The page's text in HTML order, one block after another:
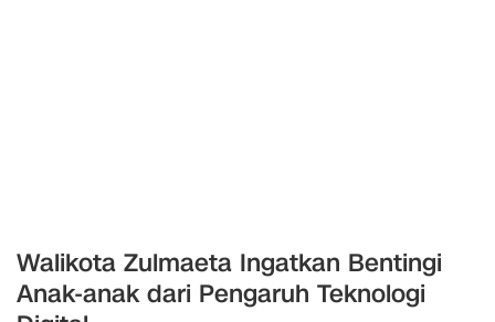
Walikota Zulmaeta Ingatkan Bentingi
Anak-anak dari Pengaruh Teknologi